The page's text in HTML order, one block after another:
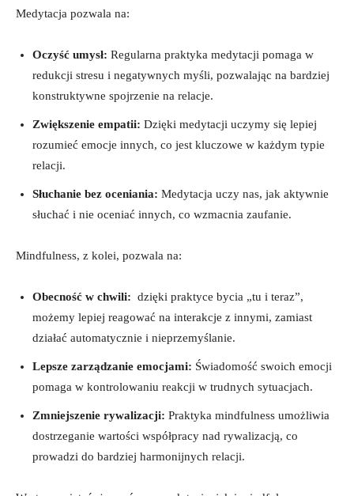
Medytacja pozwala na:
Oczyść⁣ umysł: Regularna praktyka medytacji pomaga​ w‍
redukcji⁤ stresu i ⁢negatywnych myśli, ‍pozwalając na bardziej
konstruktywne spojrzenie na relacje.
Zwiększenie​ empatii: Dzięki medytacji uczymy‌ się lepiej
rozumieć emocje innych, co jest kluczowe w każdym ‍typie
relacji.
Słuchanie bez ​oceniania: Medytacja ⁣uczy nas, jak aktywnie
słuchać i nie oceniać innych, co wzmacnia ⁣zaufanie.
Mindfulness, z kolei, pozwala na:
Obecność w chwili: ‌ dzięki praktyce bycia „tu i teraz”, ​
możemy lepiej reagować ⁣na interakcje z innymi, zamiast
działać automatycznie i​ nieprzemyślanie.
Lepsze zarządzanie emocjami: Świadomość swoich ​emocji
pomaga w kontrolowaniu reakcji w trudnych ⁣sytuacjach.
Zmniejszenie rywalizacji: ⁣Praktyka mindfulness⁢ umożliwia⁢
dostrzeganie wartości⁢ współpracy nad ​rywalizacją,​ co
prowadzi‌ do bardziej harmonijnych relacji.